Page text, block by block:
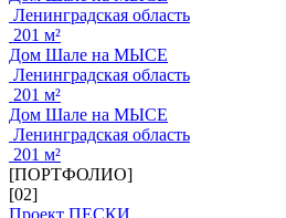
Ленинградская область
201 м²
Дом Шале на МЫСЕ
Ленинградская область
201 м²
Дом Шале на МЫСЕ
Ленинградская область
201 м²
[ПОРТФОЛИО]
[02]
Проект ПЕСКИ